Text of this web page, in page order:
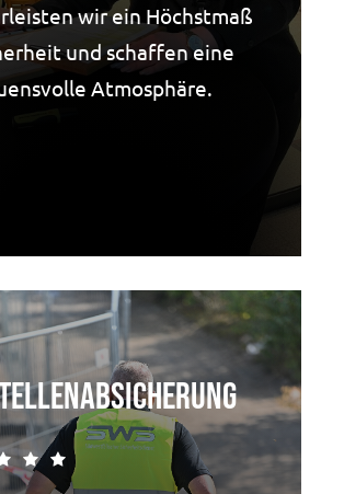
wir ein Höchstmaß
und schaffen eine
Atmosphäre.